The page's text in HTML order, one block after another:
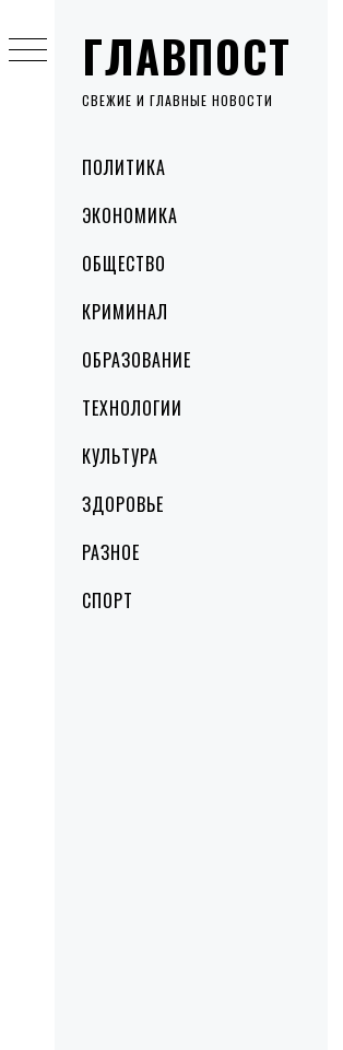
ГЛАВПОСТ
СВЕЖИЕ И ГЛАВНЫЕ НОВОСТИ
MenuПОЛИТИКА
ЭКОНОМИКА
ОБЩЕСТВО
КРИМИНАЛ
ОБРАЗОВАНИЕ
ТЕХНОЛОГИИ
КУЛЬТУРА
ЗДОРОВЬЕ
РАЗНОЕ
СПОРТ
to
content